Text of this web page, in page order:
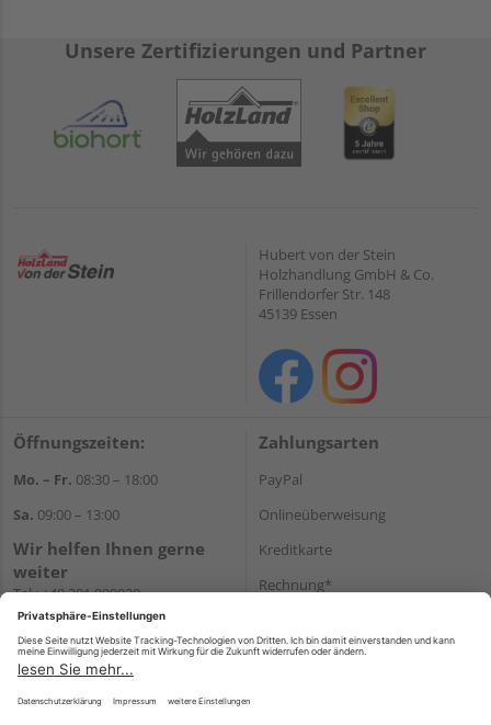
Unsere Zertifizierungen und Partner
Hubert von der Stein
Holzhandlung GmbH & Co.
Frillendorfer Str. 148
45139 Essen
Öffnungszeiten:
Mo. – Fr. 08:30 – 18:00
Sa. 09:00 – 13:00
Wir helfen Ihnen gerne
weiter
Tel.:+49 201 898020
E-Mail:shop@vonderstein.de
Zahlungsarten
PayPal
Onlineüberweisung
Kreditkarte
Rechnung*
Versand